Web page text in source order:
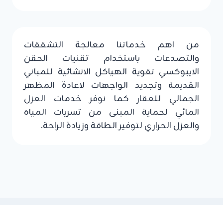
من اهم خدماتنا معالجة التشققات
والتصدعات باستخدام تقنيات الحقن
الايبوكسي تقوية الهياكل الانشائية للمباني
القديمة وتجديد الواجهات لاعادة المظهر
الجمالي للعقار كما نوفر خدمات العزل
المائي لحماية المبنى من تسربات المياه
والعزل الحراري لتوفير الطاقة وزيادة الراحة.